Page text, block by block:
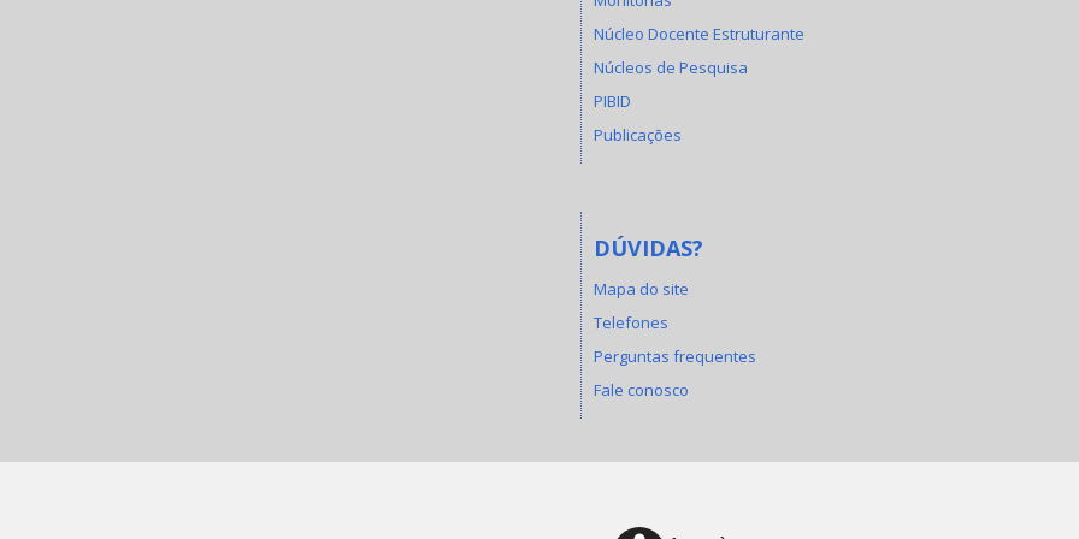
Núcleo Docente Estruturante
Núcleos de Pesquisa
PIBID
Publicações
DÚVIDAS?
Mapa do site
Telefones
Perguntas frequentes
Fale conosco